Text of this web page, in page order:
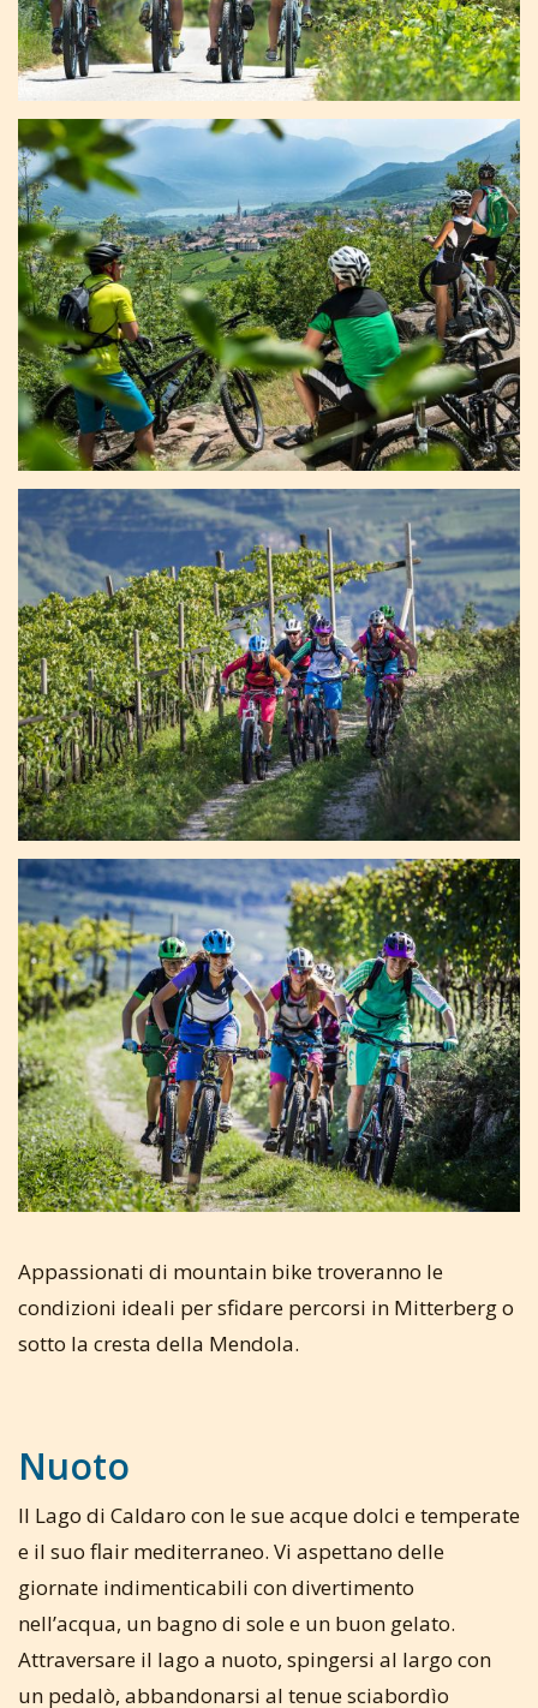
Appassionati di mountain bike troveranno le
condizioni ideali per sfidare percorsi in Mitterberg o
sotto la cresta della Mendola.
Nuoto
Il Lago di Caldaro con le sue acque dolci e temperate
e il suo flair mediterraneo. Vi aspettano delle
giornate indimenticabili con divertimento
nell’acqua, un bagno di sole e un buon gelato.
Attraversare il lago a nuoto, spingersi al largo con
un pedalò, abbandonarsi al tenue sciabordìo